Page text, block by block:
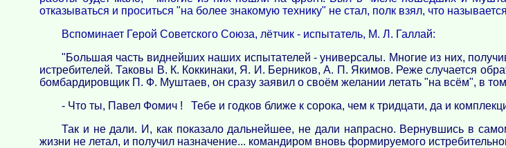
отказываться и проситься "на более знакомую технику" не стал, полк взял, что
Вспоминает Герой Советского Союза, лётчик - испытатель, М. Л. Галлай:
"Большая часть виднейших наших испытателей - универсалы. Многие из них,
истребителей. Таковы В. К. Коккинаки, Я. И. Берников, А. П. Якимов. Реже случается
бомбардировщик П. Ф. Муштаев, он сразу заявил о своём желании летать "на всём", в том
- Что ты, Павел Фомич ! Тебе и годков ближе к сорока, чем к тридцати, да и
Так и не дали. И, как показало дальнейшее, не дали напрасно. Вернувшись в
жизни не летал, и получил назначение... командиром вновь формируемого